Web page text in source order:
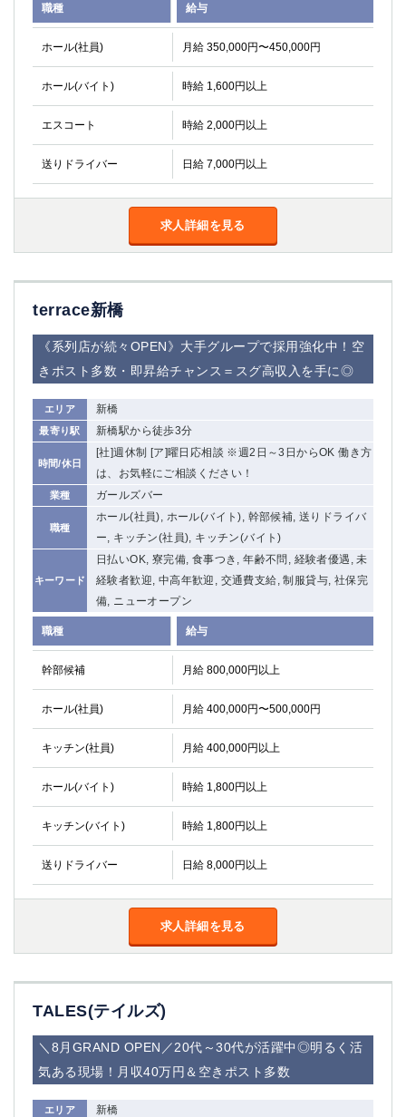
職種 給与
ホール(社員) 月給 350,000円〜450,000円
ホール(バイト) 時給 1,600円以上
エスコート 時給 2,000円以上
送りドライバー 日給 7,000円以上
求人詳細を見る
terrace新橋
《系列店が続々OPEN》大手グループで採用強化中！空
きポスト多数・即昇給チャンス＝スグ高収入を手に◎
エリア 新橋
最寄り駅 新橋駅から徒歩3分
時間/休日
[社]週休制 [ア]曜日応相談 ※週2日～3日からOK 働き方
は、お気軽にご相談ください！
業種 ガールズバー
職種
ホール(社員), ホール(バイト), 幹部候補, 送りドライバ
ー, キッチン(社員), キッチン(バイト)
キーワード
日払いOK, 寮完備, 食事つき, 年齢不問, 経験者優遇, 未
経験者歓迎, 中高年歓迎, 交通費支給, 制服貸与, 社保完
備, ニューオープン
職種 給与
幹部候補 月給 800,000円以上
ホール(社員) 月給 400,000円〜500,000円
キッチン(社員) 月給 400,000円以上
ホール(バイト) 時給 1,800円以上
キッチン(バイト) 時給 1,800円以上
送りドライバー 日給 8,000円以上
求人詳細を見る
TALES(テイルズ)
＼8月GRAND OPEN／20代～30代が活躍中◎明るく活
気ある現場！月収40万円＆空きポスト多数
エリア 新橋